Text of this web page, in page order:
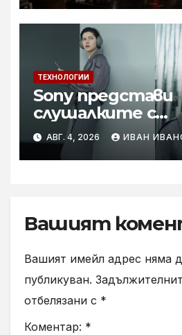
ТЕХНОЛОГИИ
Sony представи
слушалките с
шумопотискане
1000XM6 в нов
Gray“
АВГ. 4, 2026 ИВАН
Вашият
Вашият имейл адрес няма
публикуван.
отбелязани с *
Коментар: *